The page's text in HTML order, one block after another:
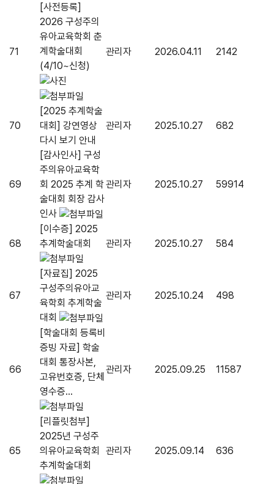
71
[사전등록]
2026 구성주의
유아교육학회 춘
계학술대회
(4/10~신청)
관리자 2026.04.11 2142
70
[2025 추계학술
대회] 강연영상
다시 보기 안내
관리자 2025.10.27 682
69
[감사인사] 구성
주의유아교육학
회 2025 추계 학
술대회 회장 감사
인사
관리자 2025.10.27 59914
68
[이수증] 2025
추계학술대회
관리자 2025.10.27 584
67
[자료집] 2025
구성주의유아교
육학회 추계학술
대회
관리자 2025.10.24 498
66
[학술대회 등록비
증빙 자료] 학술
대회 통장사본,
고유번호증, 단체
영수증...
관리자 2025.09.25 11587
65
[리플릿첨부]
2025년 구성주
의유아교육학회
추계학술대회
관리자 2025.09.14 636